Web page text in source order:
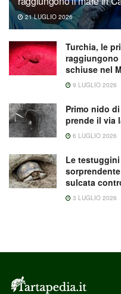
21 LUGLIO 2026
Turchia, le
raggiungono
schiuse nel
9 LUGLIO 2026
Primo nido
prende il via
6 LUGLIO 2026
Le
sulcata
3 LUGLIO 2026